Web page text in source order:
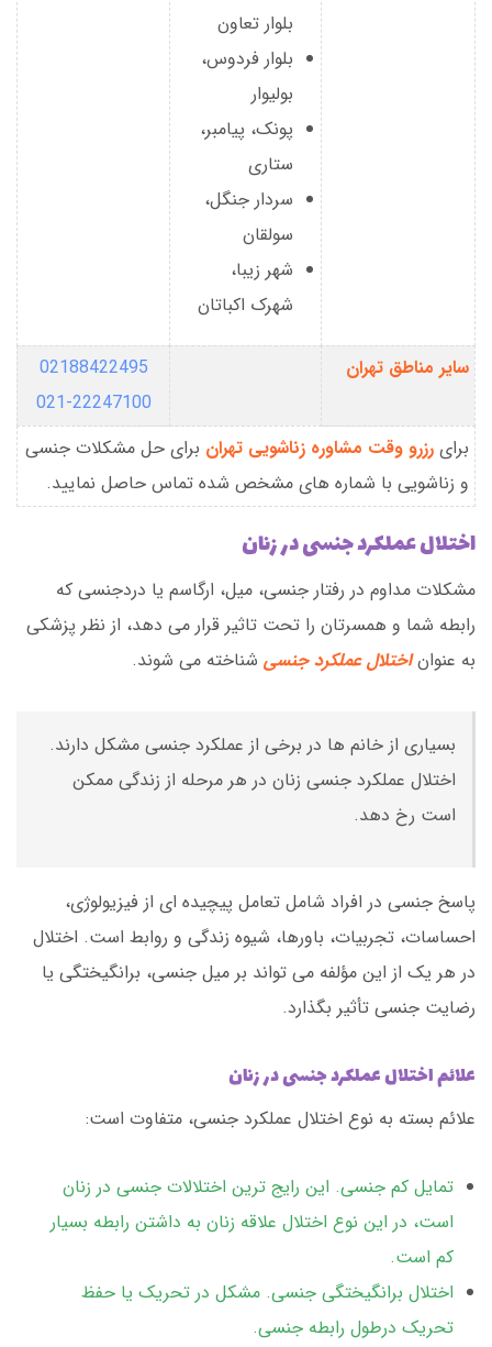
بلوار تعاون
بلوار فردوس،
بولیوار
پونک، پیامبر،
ستاری
سردار جنگل،
سولقان
شهر زیبا،
شهرک اکباتان
سایر مناطق تهران
02188422495
021-22247100
برای رزرو وقت مشاوره زناشویی تهران برای حل مشکلات جنسی
و زناشویی با شماره های مشخص شده تماس حاصل نمایید.
اختلال عملکرد جنسی در زنان
مشکلات مداوم در رفتار جنسی، میل، ارگاسم یا دردجنسی که
رابطه شما و همسرتان را تحت تاثیر قرار می دهد، از نظر پزشکی
به عنواناختلال عملکرد جنسی شناخته می شوند.
بسیاری از خانم ها در برخی از عملکرد جنسی مشکل دارند.
اختلال عملکرد جنسی زنان در هر مرحله از زندگی ممکن
است رخ دهد.
پاسخ جنسی در افراد شامل تعامل پیچیده ای از فیزیولوژی،
احساسات، تجربیات، باورها، شیوه زندگی و روابط است. اختلال
در هر یک از این مؤلفه می تواند بر میل جنسی، برانگیختگی یا
رضایت جنسی تأثیر بگذارد.
علائم اختلال عملکرد جنسی در زنان
علائم بسته به نوع اختلال عملکرد جنسی، متفاوت است:
تمایل کم جنسی. این رایج ترین اختلالات جنسی در زنان
است، در این نوع اختلال علاقه زنان به داشتن رابطه بسیار
کم است.
اختلال برانگیختگی جنسی. مشکل در تحریک یا حفظ
تحریک درطول رابطه جنسی.